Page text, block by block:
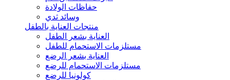
حفاظات الولادة
وسائد ثدي
منتجات العناية بالطفل
العناية بشعر الطفل
مستلزمات الاستحمام للطفل
العناية بشعر الرضع
مستلزمات الاستحمام للرضع
كولونيا للرضع